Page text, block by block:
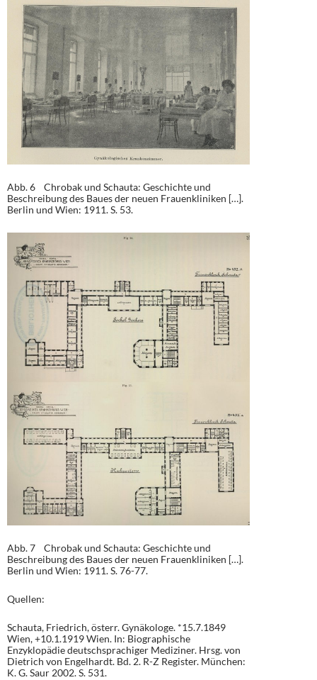
Abb. 6 Chrobak und Schauta: Geschichte und
Beschreibung des Baues der neuen Frauenkliniken […].
Berlin und Wien: 1911. S. 53.
Abb. 7 Chrobak und Schauta: Geschichte und
Beschreibung des Baues der neuen Frauenkliniken […].
Berlin und Wien: 1911. S. 76-77.
Quellen:
Schauta, Friedrich, österr. Gynäkologe. *15.7.1849
Wien, +10.1.1919 Wien. In: Biographische
Enzyklopädie deutschsprachiger Mediziner. Hrsg. von
Dietrich von Engelhardt. Bd. 2. R-Z Register. München:
K. G. Saur 2002. S. 531.